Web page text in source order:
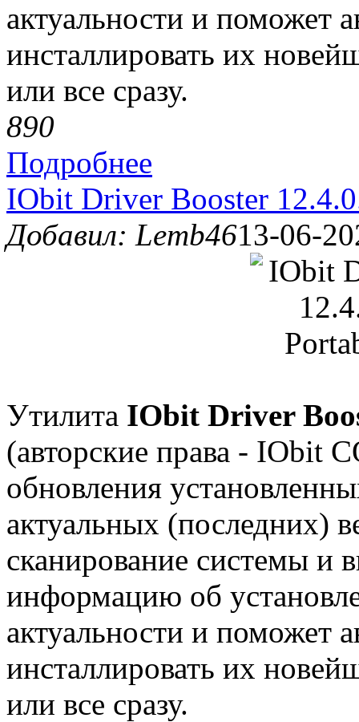
актуальности и поможет
инсталлировать их
или все сразу.
890
Подробнее
IObit Driver Booster
Добавил: Lemb4613-06-
Утилита IObit Driver
(авторские права - IObit
обновления
актуальных (последних)
сканирование системы и
информацию об
актуальности и поможет
инсталлировать их
или все сразу.